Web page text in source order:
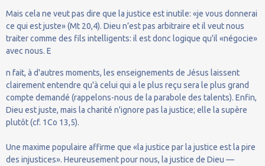
Mais cela ne veut pas dire que la justice est inutile: «je vous donnerai
ce qui est juste» (Mt 20,4). Dieu n’est pas arbitraire et il veut nous
traiter comme des fils intelligents: il est donc logique qu'il «négocie»
avec nous. E
n fait, à d'autres moments, les enseignements de Jésus laissent
clairement entendre qu'à celui qui a le plus reçu sera le plus grand
compte demandé (rappelons-nous de la parabole des talents). Enfin,
Dieu est juste, mais la charité n'ignore pas la justice; elle la supère
plutôt (cf. 1Co 13,5).
Une maxime populaire affirme que «la justice par la justice est la pire
des injustices». Heureusement pour nous, la justice de Dieu —